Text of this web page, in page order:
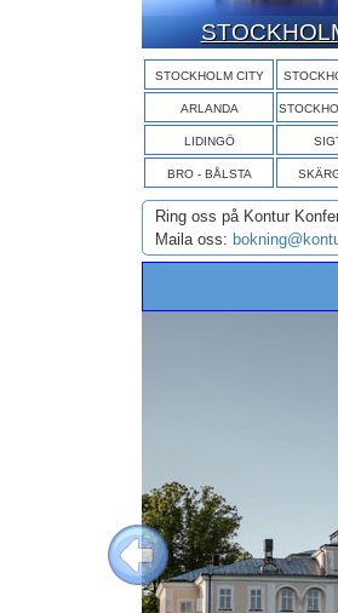
STOCKHOLM CITY
ARLANDA
LIDINGÖ
BRO - BÅLSTA
Ring oss på Kontur
Maila oss:
Previous